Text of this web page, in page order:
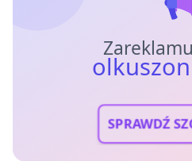
SPRAWDŹ